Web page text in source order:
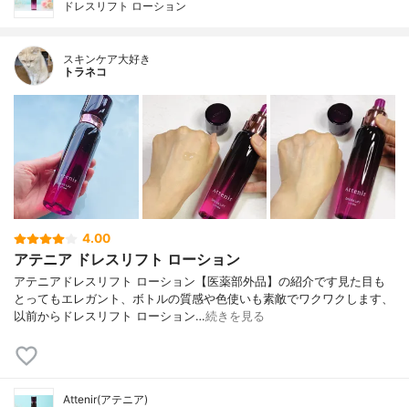
ドレスリフト ローション
スキンケア大好き
トラネコ
4.00
アテニア ドレスリフト ローション
アテニアドレスリフト ローション【医薬部外品】の紹介です見た目も
とってもエレガント、ボトルの質感や色使いも素敵でワクワクします、
以前からドレスリフト ローション…続きを見る
Attenir(アテニア)